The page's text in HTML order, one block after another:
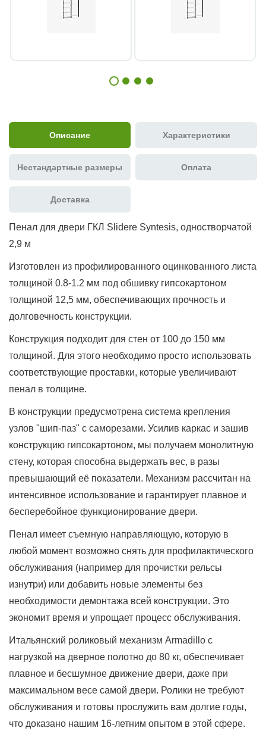
Описание Характеристики
Нестандартные размеры Оплата
Доставка
Пенал для двери ГКЛ Slidere Syntesis, одностворчатой
2,9 м
Изготовлен из профилированного оцинкованного листа
толщиной 0.8-1.2 мм под обшивку гипсокартоном
толщиной 12,5 мм, обеспечивающих прочность и
долговечность конструкции.
Конструкция подходит для стен от 100 до 150 мм
толщиной. Для этого необходимо просто использовать
соответствующие проставки, которые увеличивают
пенал в толщине.
В конструкции предусмотрена система крепления
узлов "шип-паз" с саморезами. Усилив каркас и зашив
конструкцию гипсокартоном, мы получаем монолитную
стену, которая способна выдержать вес, в разы
превышающий её показатели. Механизм рассчитан на
интенсивное использование и гарантирует плавное и
бесперебойное функционирование двери.
Пенал имеет съемную направляющую, которую в
любой момент возможно снять для профилактического
обслуживания (например для прочистки рельсы
изнутри) или добавить новые элементы без
необходимости демонтажа всей конструкции. Это
экономит время и упрощает процесс обслуживания.
Итальянский роликовый механизм Armadillo с
нагрузкой на дверное полотно до 80 кг, обеспечивает
плавное и бесшумное движение двери, даже при
максимальном весе самой двери. Ролики не требуют
обслуживания и готовы прослужить вам долгие годы,
что доказано нашим 16-летним опытом в этой сфере.